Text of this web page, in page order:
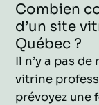
Combien
d’un site
Québec ?
Il n’y a pas
vitrine
prévoyez une